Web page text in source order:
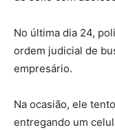
No última dia 24,
ordem judicial de
empresário.
Na ocasião, ele
entregando um